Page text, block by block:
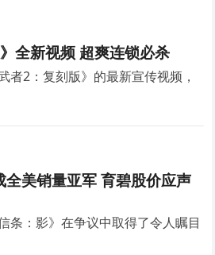
全新视频 超爽连锁必杀
者2：复刻版》的最新宣传视频，
全美销量亚军 育碧股价应声
条：影》在争议中取得了令人瞩目